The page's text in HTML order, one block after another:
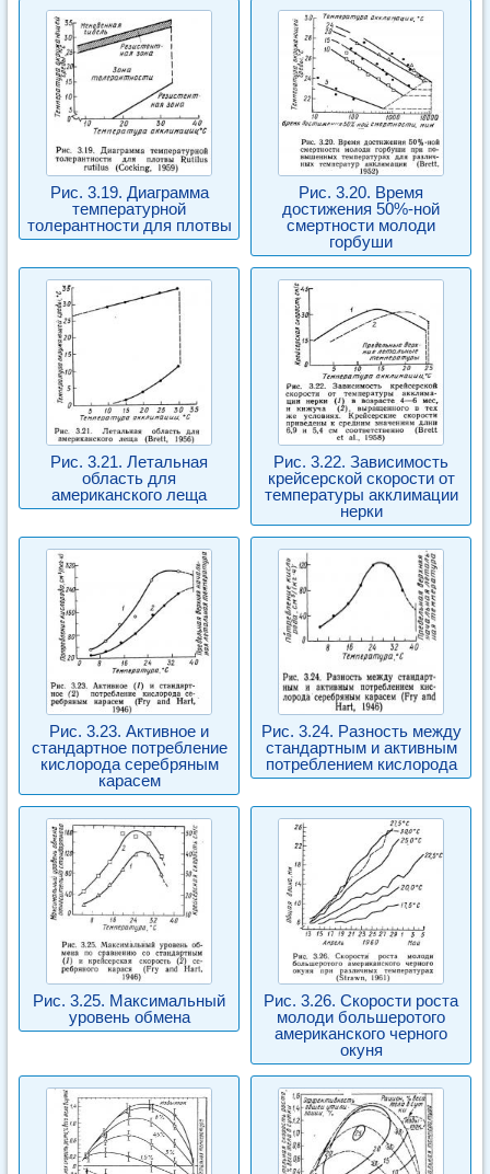
Рис. 3.19. Диаграмма
температурной
толерантности для плотвы
Рис. 3.20. Время
достижения 50%-ной
смертности молоди
горбуши
Рис. 3.21. Летальная
область для
американского леща
Рис. 3.22. Зависимость
крейсерской скорости от
температуры акклимации
нерки
Рис. 3.23. Активное и
стандартное потребление
кислорода серебряным
карасем
Рис. 3.24. Разность между
стандартным и активным
потреблением кислорода
Рис. 3.25. Максимальный
уровень обмена
Рис. 3.26. Скорости роста
молоди большеротого
американского черного
окуня